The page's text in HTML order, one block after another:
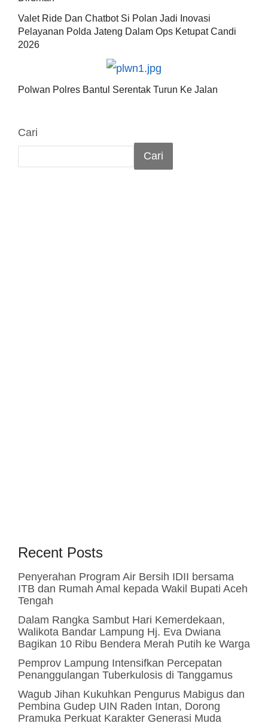
Valet Ride Dan Chatbot Si Polan Jadi Inovasi
Pelayanan Polda Jateng Dalam Ops Ketupat Candi
2026
Polwan Polres Bantul Serentak Turun Ke Jalan
Cari
Cari
Recent Posts
Penyerahan Program Air Bersih IDII bersama
ITB dan Rumah Amal kepada Wakil Bupati Aceh
Tengah
Dalam Rangka Sambut Hari Kemerdekaan,
Walikota Bandar Lampung Hj. Eva Dwiana
Bagikan 10 Ribu Bendera Merah Putih ke Warga
Pemprov Lampung Intensifkan Percepatan
Penanggulangan Tuberkulosis di Tanggamus
Wagub Jihan Kukuhkan Pengurus Mabigus dan
Pembina Gudep UIN Raden Intan, Dorong
Pramuka Perkuat Karakter Generasi Muda